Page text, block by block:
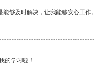
够及时解决，让我能够安心工作。
的学习啦！